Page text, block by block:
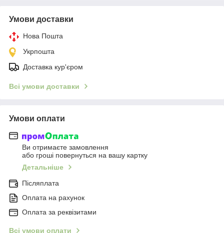
Умови доставки
Нова Пошта
Укрпошта
Доставка кур'єром
Всі умови доставки
Умови оплати
Ви отримаєте замовлення
або гроші повернуться на вашу картку
Детальніше
Післяплата
Оплата на рахунок
Оплата за реквізитами
Всі умови оплати